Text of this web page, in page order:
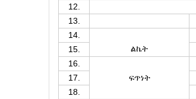
12.
13.
14.
ልኬት
15.
16.
ፍጥነት
17.
18.